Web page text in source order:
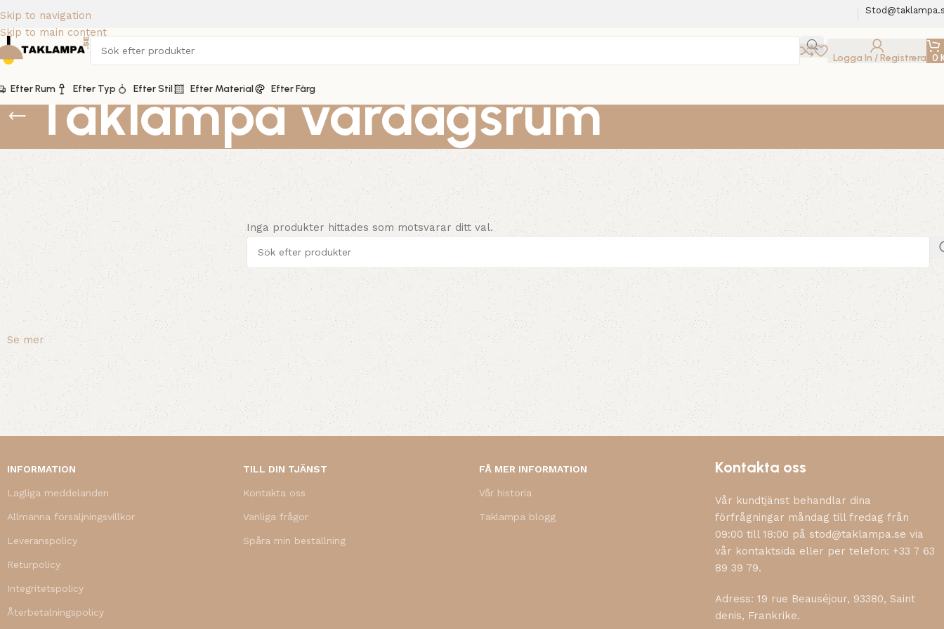
Skip to navigation
Skip to main content
Logga In / Registrera 0
Efter Rum Efter Typ Efter Stil Efter Material Efter Färg
Taklampa vardagsrum
Inga produkter hittades som motsvarar ditt val.
Se mer
INFORMATION
Lagliga meddelanden
Allmänna försäljningsvillkor
Leveranspolicy
Returpolicy
Integritetspolicy
Återbetalningspolicy
TILL DIN TJÄNST
Kontakta oss
Vanliga frågor
Spåra min beställning
FÅ MER INFORMATION
Vår historia
Taklampa blogg
Kontakta oss
Vår kundtjänst behandlar dina
förfrågningar måndag till fredag från
09:00 till 18:00 på stod@taklampa.se via
vår kontaktsida eller per telefon: +33 7 63
89 39 79.
Adress: 19 rue Beauséjour, 93380, Saint
denis, Frankrike.